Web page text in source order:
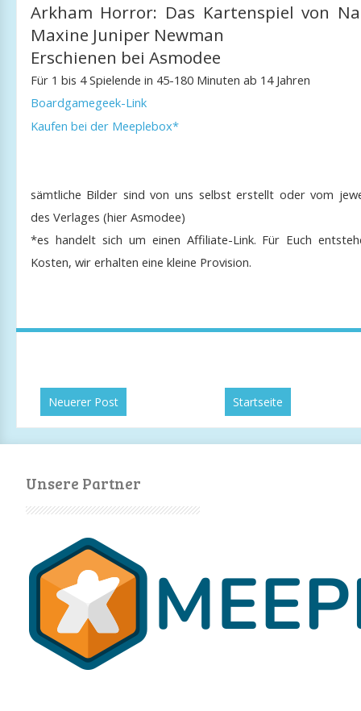
Arkham Horror: Das Kartenspiel von
Maxine Juniper Newman
Erschienen bei Asmodee
Für 1 bis 4 Spielende in 45-180 Minuten ab 14 Jahren
Boardgamegeek-Link
Kaufen bei der Meeplebox*
sämtliche Bilder sind von uns selbst erstellt oder vom
des Verlages (hier Asmodee)
*es handelt sich um einen Affiliate-Link. Für Euch
Kosten, wir erhalten eine kleine Provision.
Neuerer Post Startseite
Unsere Partner